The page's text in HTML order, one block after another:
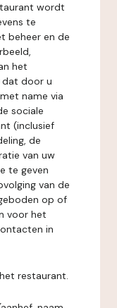
wordt
te
beheer en de
het
door u
name via
sociale
(inclusief
de
van uw
te geven
van de
op of
voor het
in
restaurant.